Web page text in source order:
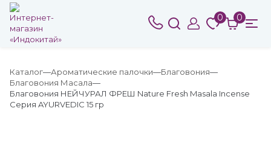
0 0
Каталог Ароматические палочки
Благовония
Благовония Масала
Благовония НЕЙЧУРАЛ ФРЕШ Nature Fresh Masala Incense
Серия AYURVEDIC 15 гр